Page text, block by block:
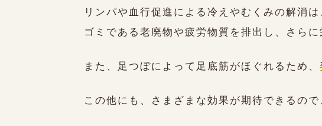
リンパや血行促進による冷えやむくみの解消
ゴミである老廃物や疲労物質を排出し、さら
また、足つぼによって足底筋がほぐれるため、
この他にも、さまざまな効果が期待できるの